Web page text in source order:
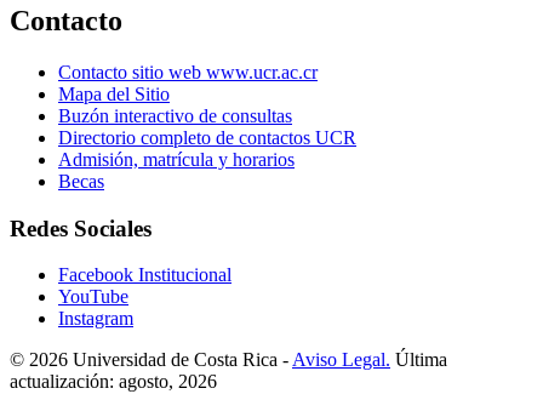
Contacto
Contacto sitio web www.ucr.ac.cr
Mapa del Sitio
Buzón interactivo de consultas
Directorio completo de contactos UCR
Admisión, matrícula y horarios
Becas
Redes Sociales
Facebook Institucional
YouTube
Instagram
© 2026 Universidad de Costa Rica - Aviso Legal. Última
actualización: agosto, 2026